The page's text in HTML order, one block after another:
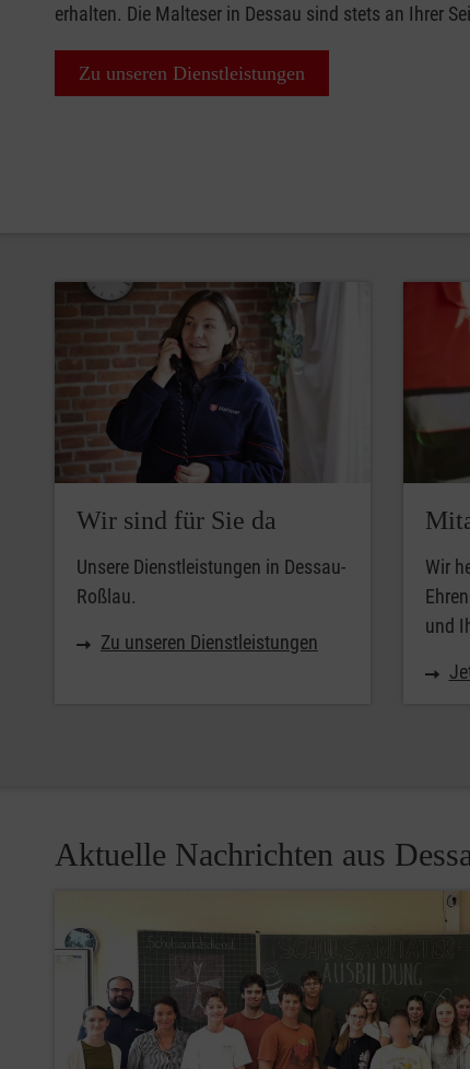
erhalten. Die Malteser in Dessau sind stets an Ihrer
Zu unseren Dienstleistungen
Wir sind für Sie da
Unsere Dienstleistungen in Dessau-
Roßlau.
Zu unseren Dienstleistungen
Wir
und
Aktuelle Nachrichten aus